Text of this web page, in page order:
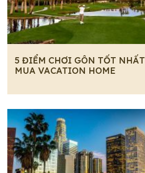
5 ĐIỂM CHƠI GÔN TỐT
MUA VACATION HOME